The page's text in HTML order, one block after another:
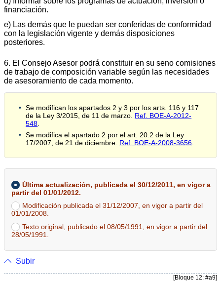
financiación.
e) Las demás que le puedan ser conferidas de conformidad
con la legislación vigente y demás disposiciones
posteriores.
6. El Consejo Asesor podrá constituir en su seno comisiones
de trabajo de composición variable según las necesidades
de asesoramiento de cada momento.
Se modifican los apartados 2 y 3 por los arts. 116 y 117
de la Ley 3/2015, de 11 de marzo. Ref. BOE-A-2012-
548
Se modifica el apartado 2 por el art. 20.2 de la Ley
17/2007, de 21 de diciembre. Ref. BOE-A-2008-3656
Última actualización, publicada el 30/12/2011, en vigor a
partir del 01/01/2012.
Modificación publicada el 31/12/2007, en vigor a partir del
01/01/2008.
Texto original, publicado el 08/05/1991, en vigor a partir del
28/05/1991.
Subir
[Bloque 12: #a9]